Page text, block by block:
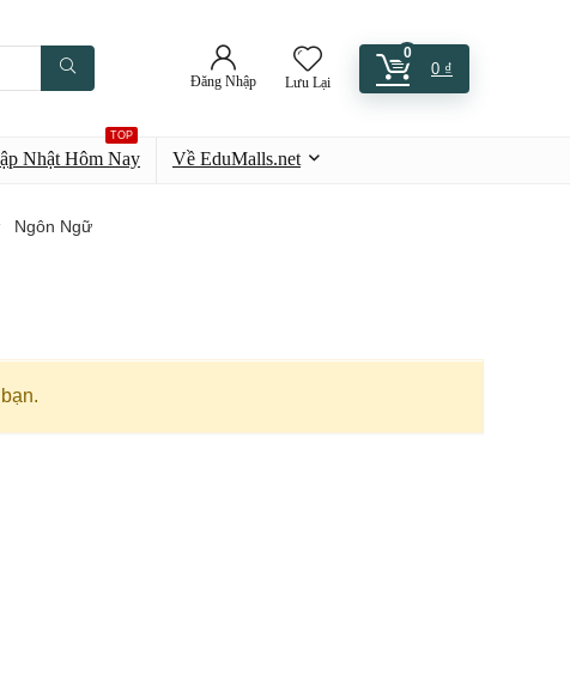
Đăng Nhập Lưu Lại
0
0 ₫
TOP
Nhật Hôm Nay Về EduMalls.net
Ngôn Ngữ